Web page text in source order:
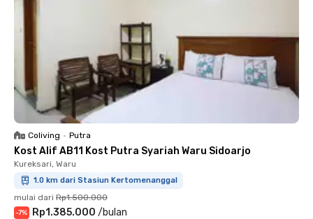
Coliving • Putra
Kost Alif AB11 Kost Putra Syariah Waru Sidoarjo
Kureksari, Waru
1.0 km dari Stasiun Kertomenanggal
mulai dari Rp1.500.000
-7% Rp1.385.000 /bulan